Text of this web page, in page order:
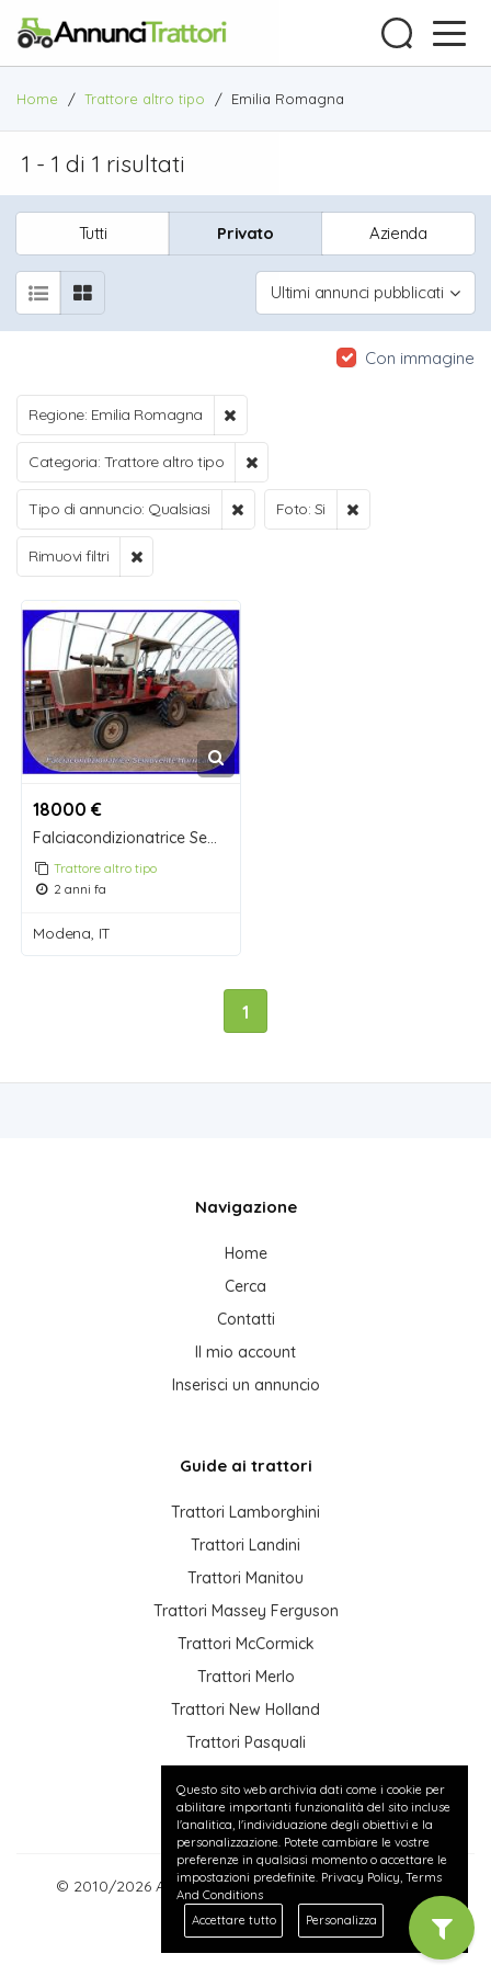
Home / Trattore altro tipo / Emilia Romagna
1 - 1 di 1 risultati
Tutti Privato Azienda
Ultimi annunci pubblicati
Con immagine
Regione: Emilia Romagna
Categoria: Trattore altro tipo
Tipo di annuncio: Qualsiasi Foto: Si
Rimuovi filtri
18000 €
Trattore altro tipo
2 anni fa
Modena, IT
1
Navigazione
Home
Cerca
Contatti
Il mio account
Inserisci un annuncio
Guide ai trattori
Trattori Lamborghini
Trattori Landini
Trattori Manitou
Trattori Massey Ferguson
Trattori McCormick
Trattori Merlo
Trattori New Holland
Trattori Pasquali
Trattori Valtra
© 2010/2026 Annunci gratuiti di Trattori usati - P.IVA:
IT01820650677
Questo sito web archivia dati come i cookie per
abilitare importanti funzionalità del sito incluse
l'analitica, l'individuazione degli obiettivi e la
personalizzazione. Potete cambiare le vostre
preferenze in qualsiasi momento o accettare le
impostazioni predefinite. Privacy Policy, Terms
And Conditions
Accettare tutto
Personalizza